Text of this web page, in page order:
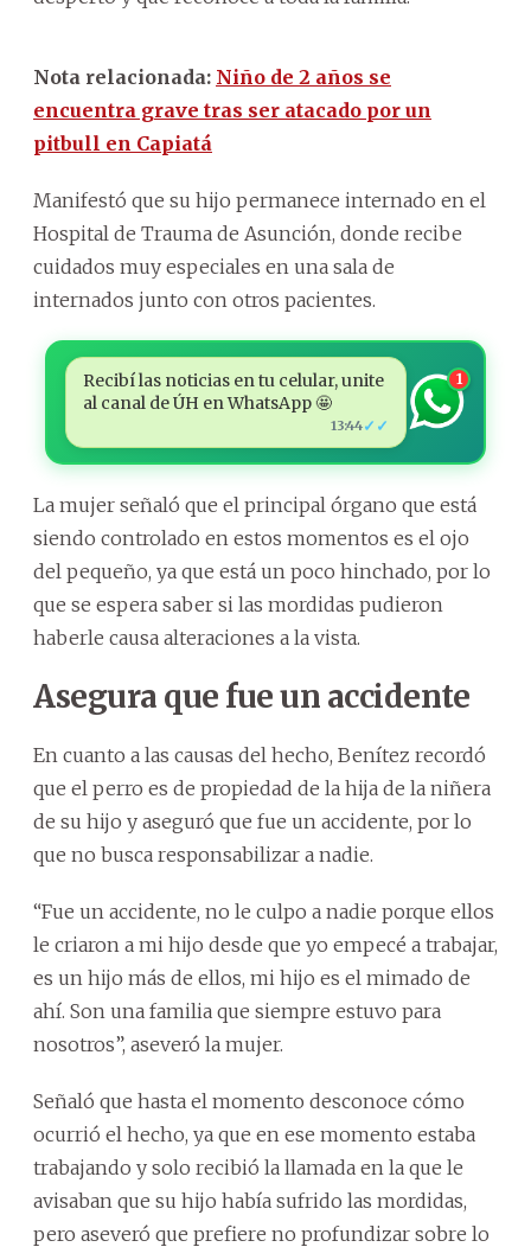
Nota relacionada: Niño de 2 años se
encuentra grave tras ser atacado por un
pitbull en Capiatá
Manifestó que su hijo permanece internado en el
Hospital de Trauma de Asunción, donde recibe
cuidados muy especiales en una sala de
internados junto con otros pacientes.
Recibí las noticias en tu celular, unite
al canal de ÚH en WhatsApp 🤩
13:44✓✓
1
La mujer señaló que el principal órgano que está
siendo controlado en estos momentos es el ojo
del pequeño, ya que está un poco hinchado, por lo
que se espera saber si las mordidas pudieron
haberle causa alteraciones a la vista.
Asegura que fue un accidente
En cuanto a las causas del hecho, Benítez recordó
que el perro es de propiedad de la hija de la niñera
de su hijo y aseguró que fue un accidente, por lo
que no busca responsabilizar a nadie.
“Fue un accidente, no le culpo a nadie porque ellos
le criaron a mi hijo desde que yo empecé a trabajar,
es un hijo más de ellos, mi hijo es el mimado de
ahí. Son una familia que siempre estuvo para
nosotros”, aseveró la mujer.
Señaló que hasta el momento desconoce cómo
ocurrió el hecho, ya que en ese momento estaba
trabajando y solo recibió la llamada en la que le
avisaban que su hijo había sufrido las mordidas,
pero aseveró que prefiere no profundizar sobre lo